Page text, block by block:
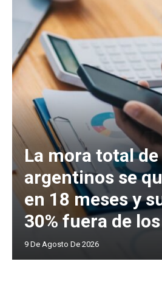
La mora total
argentinos se
en 18 meses y
30% fuera de
9 De Agosto De 2026